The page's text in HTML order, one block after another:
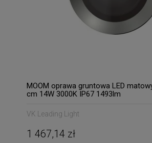
MOOM oprawa gruntowa LED
cm 14W 3000K IP67 1493lm
VK Leading Light
1 467,14 zł